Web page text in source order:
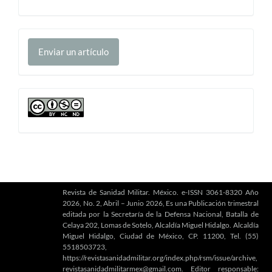
Enviar
unEnviar un artículo
cc
Revista de Sanidad Militar. México. e-ISSN 3061-8320 Año
2026, No. 2, Abril – Junio 2026, Es una Publicación trimestral
editada por la Secretaría de la Defensa Nacional, Batalla de
Celaya 202, Lomas de Sotelo, Alcaldía Miguel Hidalgo. Alcaldía
Miguel Hidalgo, Ciudad de México, CP. 11200, Tel. (55)
5518503723,
https://revistasanidadmilitar.org/index.php/rsm/issue/archive,
revistasanidadmilitarmex@gmail.com. Editor responsable: